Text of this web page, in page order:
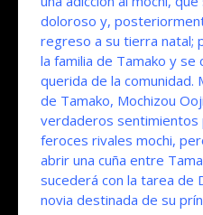
doloroso y,
regreso a su tierra natal;
la familia de Tamako y
querida de la comunidad.
de Tamako, Mochizou
verdaderos sentimientos
feroces rivales mochi,
abrir una cuña entre
sucederá con la tarea de
novia destinada de su